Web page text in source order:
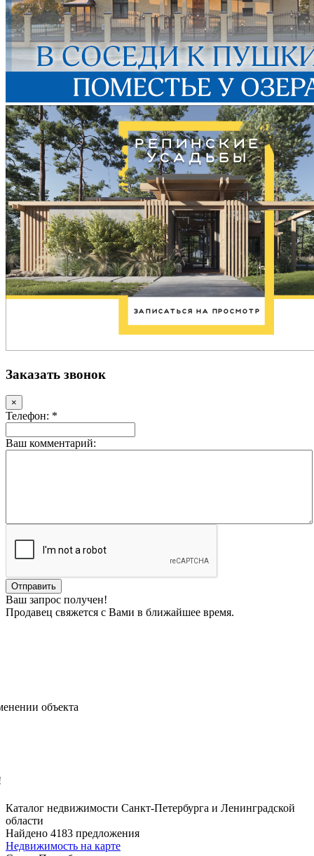
Заказать звонок
×
Телефон: *
Ваш комментарий:
Ваш запрос получен!
Продавец свяжется с Вами в ближайшее время.
объекта
Каталог недвижимости Санкт-Петербурга и Ленинградской
области
Найдено 4183 предложения
Недвижимость на карте